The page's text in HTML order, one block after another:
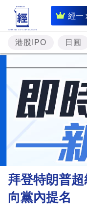
經一
即
時
財
經
專
題
投
資
樓
市
財
商
港股IPO 日圓
拜登特朗普
向黨內提名